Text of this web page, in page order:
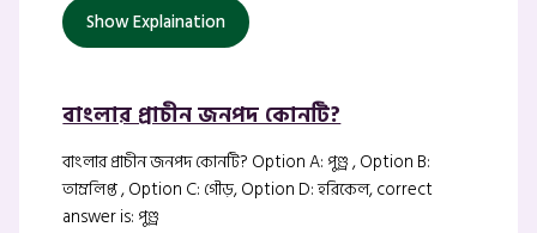
Show Explaination
বাংলার প্রাচীন জনপদ কোনটি?
বাংলার প্রাচীন জনপদ কোনটি? Option A: পুণ্ড্র , Option B:
তাম্রলিপ্ত , Option C: গৌড়, Option D: হরিকেল, correct
answer is: পুণ্ড্র